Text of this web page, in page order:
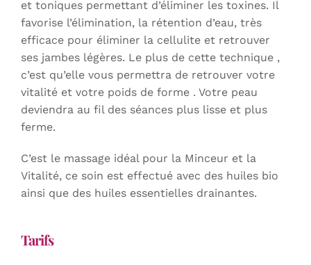
et toniques permettant d’éliminer les toxines. Il
favorise l’élimination, la rétention d’eau, très
efficace pour éliminer la cellulite et retrouver
ses jambes légères. Le plus de cette technique ,
c’est qu’elle vous permettra de retrouver votre
vitalité et votre poids de forme . Votre peau
deviendra au fil des séances plus lisse et plus
ferme.
C’est le massage idéal pour la Minceur et la
Vitalité, ce soin est effectué avec des huiles bio
ainsi que des huiles essentielles drainantes.
Tarifs